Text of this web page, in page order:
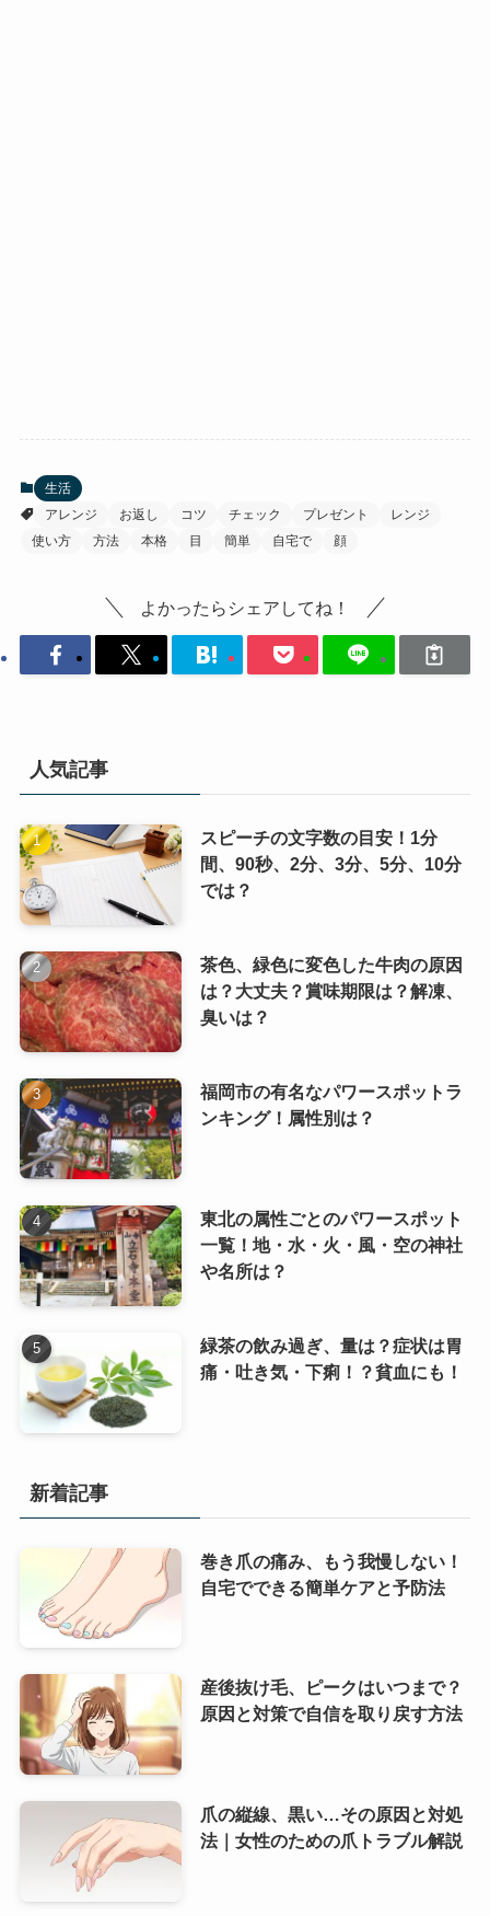
生活
アレンジ
お返し コツ チェック プレゼント
レンジ
使い方
方法 本格 目 簡単 自宅で 顔
よかったらシェアしてね！
人気記事
スピーチの文字数の目安！1分
間、90秒、2分、3分、5分、10分
では？
茶色、緑色に変色した牛肉の原因
は？大丈夫？賞味期限は？解凍、
臭いは？
福岡市の有名なパワースポットラ
ンキング！属性別は？
東北の属性ごとのパワースポット
一覧！地・水・火・風・空の神社
や名所は？
緑茶の飲み過ぎ、量は？症状は胃
痛・吐き気・下痢！？貧血にも！
新着記事
巻き爪の痛み、もう我慢しない！
自宅でできる簡単ケアと予防法
産後抜け毛、ピークはいつまで？
原因と対策で自信を取り戻す方法
爪の縦線、黒い…その原因と対処
法｜女性のための爪トラブル解説